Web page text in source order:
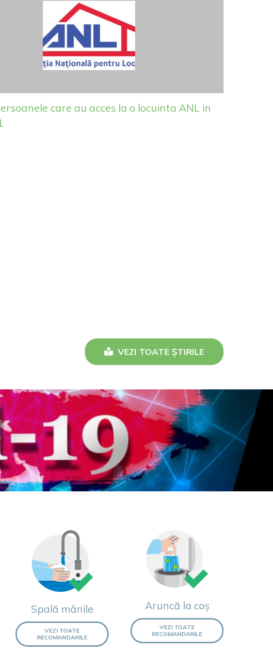
care au acces la o locuinta ANL in
VEZI TOATE ȘTIRILE
Spală mânile
VEZI TOATE
RECOMANDARILE
Aruncă la coș
VEZI TOATE
RECOMANDARILE